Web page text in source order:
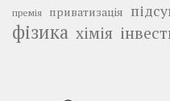
премія приватизація
фізика хімія